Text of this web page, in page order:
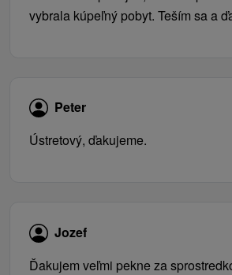
vybrala kúpeľný pobyt. Teším sa a
Peter
Ústretový, ďakujeme.
Jozef
Ďakujem veľmi pekne za